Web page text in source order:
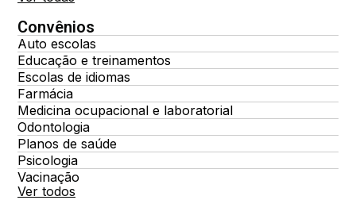
Convênios
Auto escolas
Educação e treinamentos
Escolas de idiomas
Farmácia
Medicina ocupacional e laboratorial
Odontologia
Planos de saúde
Psicologia
Vacinação
Ver todos